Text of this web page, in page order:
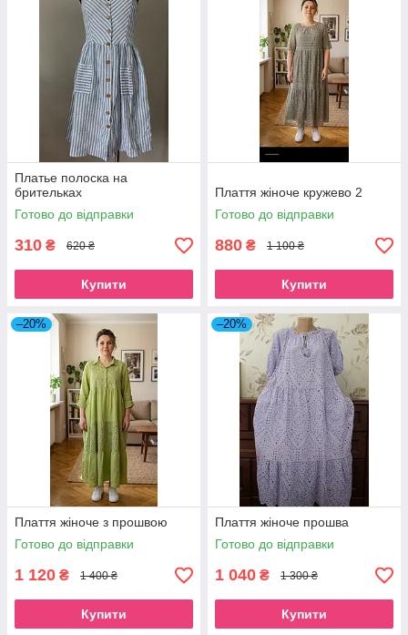
Платье полоска на
брительках
Готово до відправки
310 ₴ 620 ₴
Купити
Плаття жіноче кружево 2
Готово до відправки
880 ₴ 1 100 ₴
Купити
–20%
Плаття жіноче з прошвою
Готово до відправки
1 120 ₴ 1 400 ₴
Купити
–20%
Плаття жіноче прошва
Готово до відправки
1 040 ₴ 1 300 ₴
Купити